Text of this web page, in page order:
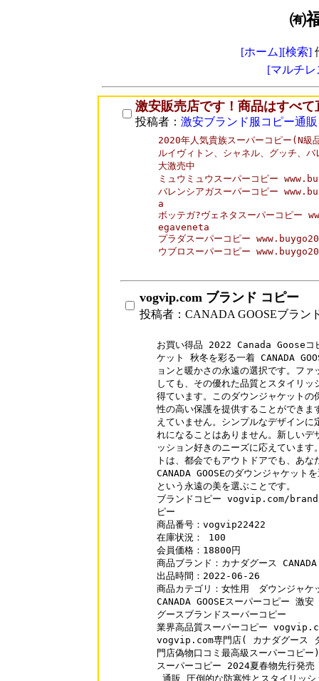
㈲
[ホーム][検索]
[マルチ
激安販売店です！商品はすべて
投稿者： 激安ブランド服コピー通販
2020年人気貴族スーパーコピー(N級
ルイヴィトン、シャネル、グッチ、
大激売中
ミュウミュウスーパーコピー
バレンシアガスーパーコピー
a
ボッテガ?ヴェネタスーパーコピ
egaveneta
プラダスーパーコピー
ウブロスーパーコピー
vogvip.com ブランド コピー
投稿者：CANADA GOOSEブラン
お買い得品 2022 Canada Gooseコ
ケット 秋冬を彩る一着 CANADA
ョンと暖かさの永遠の選択です。フ
しても、その優れた品質とスタイリ
得ています。このダウンジャケットの
性の高い保護を提供することができま
えていません。シンプルなデザイン
れになることはありません。新しいデ
ッション好きのニーズに応えています
トは、都会でもアウトドアでも、あ
CANADA GOOSEのダウンジャケット
という永遠の美を選ぶことです。
ブランドコピー vogvip.com/
ピー
商品番号：vogvip22422
在庫状況： 100
会員価格：18800円
商品ブランド：カナダグース CANADA
出品時間：2022-06-26
商品カテゴリ：女性用　ダウンジャケ
CANADA GOOSEスーパーコピー
グースブランドスーパーコピー
業界高品質スーパーコピー
vogvip.com専門店( カナダグース
門店偽物口コミ最高級スーパーコピ
スーパーコピー 2024夏春物先行発
通販 圧倒的な防寒性とスタイリッ